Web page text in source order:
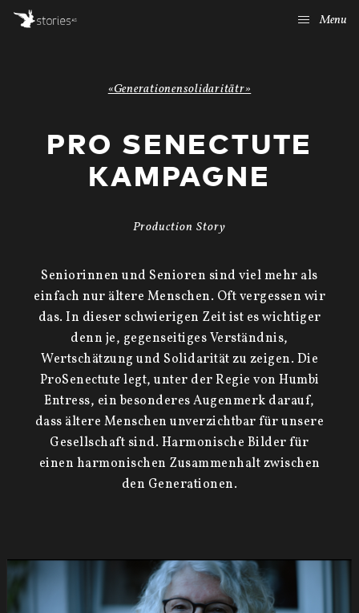
Menu
«Generationensolidaritätr»
PRO SENECTUTE
KAMPAGNE
Production Story
Seniorinnen und Senioren sind viel mehr als
einfach nur ältere Menschen. Oft vergessen wir
das. In dieser schwierigen Zeit ist es wichtiger
denn je, gegenseitiges Verständnis,
Wertschätzung und Solidarität zu zeigen. Die
ProSenectute legt, unter der Regie von Humbi
Entress, ein besonderes Augenmerk darauf,
dass ältere Menschen unverzichtbar für unsere
Gesellschaft sind. Harmonische Bilder für
einen harmonischen Zusammenhalt zwischen
den Generationen.